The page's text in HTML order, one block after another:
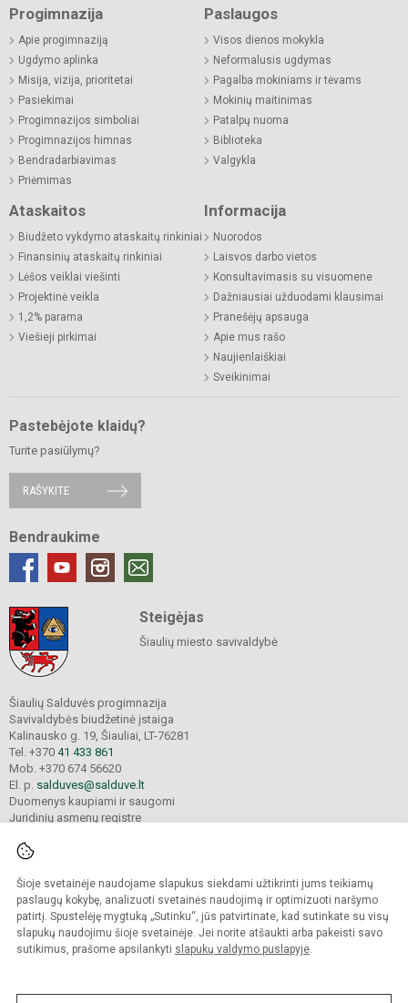
Šioje svetainėje naudojame slapukus siekdami užtikrinti jums teikiamų
paslaugų kokybę, analizuoti svetainės naudojimą ir optimizuoti naršymo
patirtį. Spustelėję mygtuką „Sutinku“, jūs patvirtinate, kad sutinkate su visų
slapukų naudojimu šioje svetainėje. Jei norite atšaukti arba pakeisti savo
sutikimus, prašome apsilankyti slapukų valdymo puslapyje.
Progimnazija
Apie progimnaziją
Ugdymo aplinka
Misija, vizija, prioritetai
Pasiekimai
Progimnazijos simboliai
Progimnazijos himnas
Bendradarbiavimas
Priėmimas
Paslaugos
Visos dienos mokykla
Neformalusis ugdymas
Pagalba mokiniams ir tėvams
Mokinių maitinimas
Patalpų nuoma
Biblioteka
Valgykla
Ataskaitos
Biudžeto vykdymo ataskaitų rinkiniai
Finansinių ataskaitų rinkiniai
Lėšos veiklai viešinti
Projektinė veikla
1,2% parama
Viešieji pirkimai
Informacija
Nuorodos
Laisvos darbo vietos
Konsultavimasis su visuomene
Dažniausiai užduodami klausimai
Pranešėjų apsauga
Apie mus rašo
Naujienlaiškiai
Sveikinimai
Pastebėjote klaidų?
Turite pasiūlymų?
RAŠYKITE
Bendraukime
Steigėjas
Šiaulių miesto savivaldybė
Šiaulių Salduvės progimnazija
Savivaldybės biudžetinė įstaiga
Kalinausko g. 19, Šiauliai, LT-76281
Tel. +370 41 433 861
Mob. +370 674 56620
El. p. salduves@salduve.lt
Duomenys kaupiami ir saugomi
Juridinių asmenų registre
© 2026. Šiaulių Salduvės progimnazija. Visos teisės saugomos.
Kopijuoti turinį be raštiško įstaigos administracijos sutikimo griežtai draudžiama.